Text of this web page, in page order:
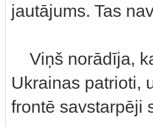
jautājums. Tas
Viņš norādīja,
Ukrainas patrioti,
frontē savstarpēji